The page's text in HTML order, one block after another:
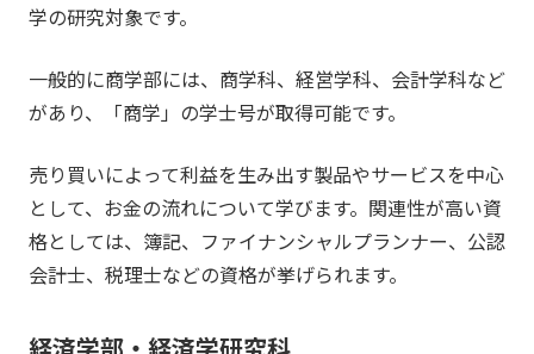
学の研究対象です。
一般的に商学部には、商学科、経営学科、会計学科など
があり、「商学」の学士号が取得可能です。
売り買いによって利益を生み出す製品やサービスを中心
として、お金の流れについて学びます。関連性が高い資
格としては、簿記、ファイナンシャルプランナー、公認
会計士、税理士などの資格が挙げられます。